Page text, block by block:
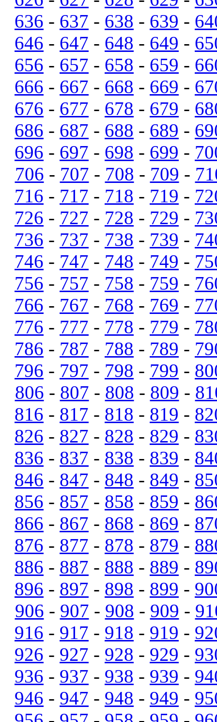
636 - 637 - 638 - 639 -
646 - 647 - 648 - 649 -
656 - 657 - 658 - 659 -
666 - 667 - 668 - 669 -
676 - 677 - 678 - 679 -
686 - 687 - 688 - 689 -
696 - 697 - 698 - 699 -
706 - 707 - 708 - 709 -
716 - 717 - 718 - 719 -
726 - 727 - 728 - 729 -
736 - 737 - 738 - 739 -
746 - 747 - 748 - 749 -
756 - 757 - 758 - 759 -
766 - 767 - 768 - 769 -
776 - 777 - 778 - 779 -
786 - 787 - 788 - 789 -
796 - 797 - 798 - 799 -
806 - 807 - 808 - 809 -
816 - 817 - 818 - 819 -
826 - 827 - 828 - 829 -
836 - 837 - 838 - 839 -
846 - 847 - 848 - 849 -
856 - 857 - 858 - 859 -
866 - 867 - 868 - 869 -
876 - 877 - 878 - 879 -
886 - 887 - 888 - 889 -
896 - 897 - 898 - 899 -
906 - 907 - 908 - 909 -
916 - 917 - 918 - 919 -
926 - 927 - 928 - 929 -
936 - 937 - 938 - 939 -
946 - 947 - 948 - 949 -